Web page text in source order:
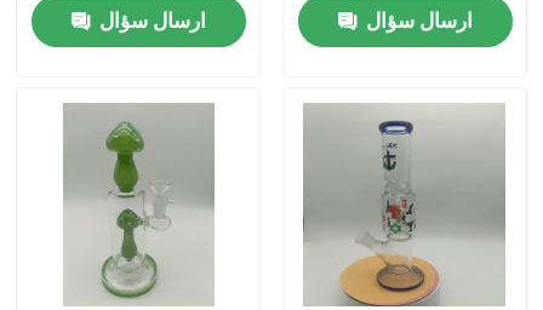
دربارهی ما
محصولات
گلس بونگ بنگر
ارسال سؤال
ارسال سؤال